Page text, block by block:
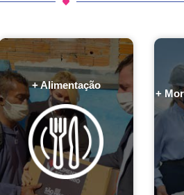
+ Alimentação
+